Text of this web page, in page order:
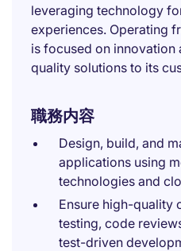
leveraging technology
experiences. Operating
is focused on
quality solutions to its
職務内容
Design, build, and
applications using
technologies and
Ensure high-quality
testing, code
test-driven